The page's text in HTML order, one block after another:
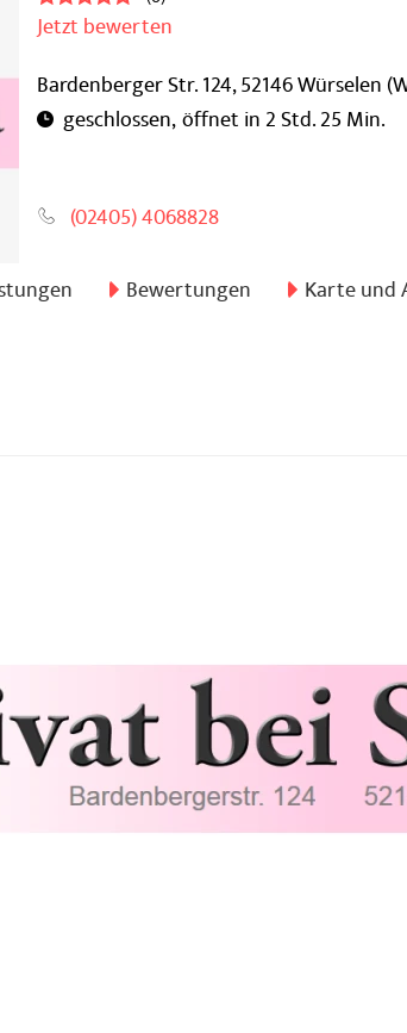
Jetzt bewerten
Bardenberger Str. 124,52146Würselen
öffnet in 2 Std. 25 Min.
(02405) 4068828
Bewertungen Karte und